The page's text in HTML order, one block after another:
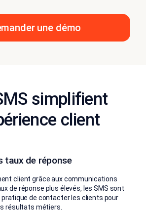
une démo
simplifient
client
taux de réponse
client grâce aux communications
de réponse plus élevés, les SMS sont
pratique de contacter les clients pour
résultats métiers.